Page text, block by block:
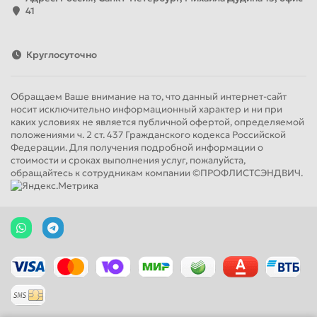
41
Круглосуточно
Обращаем Ваше внимание на то, что данный интернет-сайт
носит исключительно информационный характер и ни при
каких условиях не является публичной офертой, определяемой
положениями ч. 2 ст. 437 Гражданского кодекса Российской
Федерации. Для получения подробной информации о
стоимости и сроках выполнения услуг, пожалуйста,
обращайтесь к сотрудникам компании ©ПРОФЛИСТСЭНДВИЧ.